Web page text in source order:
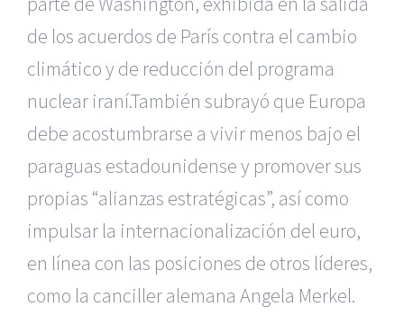
de los acuerdos de París contra el cambio
climático y de reducción del programa
nuclear iraní.También subrayó que Europa
debe acostumbrarse a vivir menos bajo el
paraguas estadounidense y promover sus
propias “alianzas estratégicas”, así como
impulsar la internacionalización del euro,
en línea con las posiciones de otros líderes,
como la canciller alemana Angela Merkel.